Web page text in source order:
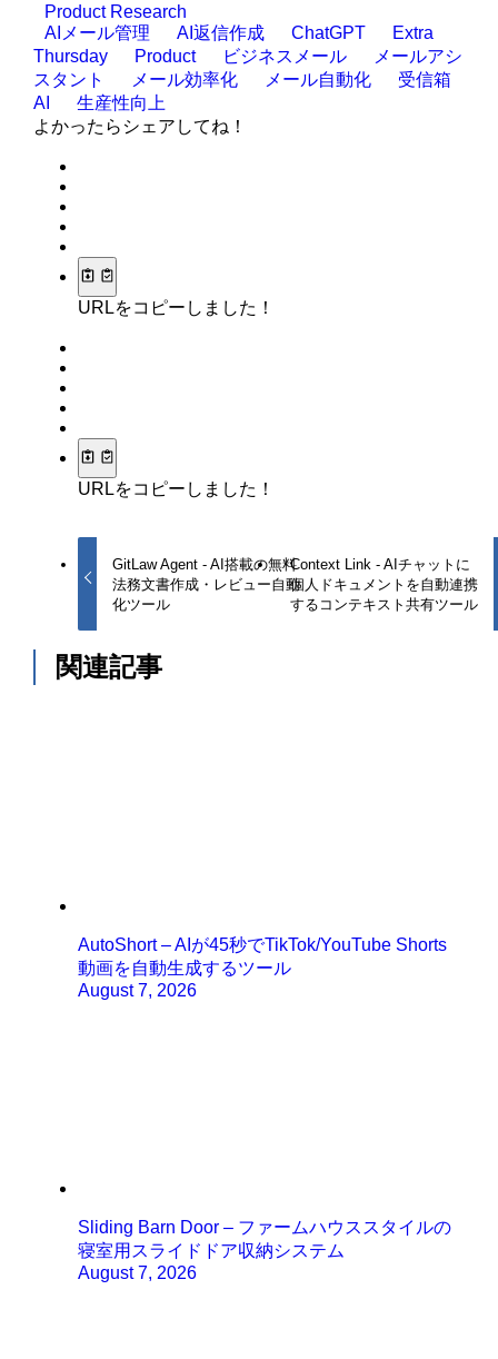
Product Research
AIメール管理
AI返信作成 ChatGPT
Extra
Thursday
Product ビジネスメール
メールアシ
スタント
メール効率化 メール自動化
受信箱
AI
生産性向上
よかったらシェアしてね！
URLをコピーしました！
URLをコピーしました！
GitLaw Agent - AI搭載の無料
法務文書作成・レビュー自動
化ツール
Context Link - AIチャットに
個人ドキュメントを自動連携
するコンテキスト共有ツール
関連記事
AutoShort – AIが45秒でTikTok/YouTube Shorts
動画を自動生成するツール
August 7, 2026
Sliding Barn Door – ファームハウススタイルの
寝室用スライドドア収納システム
August 7, 2026